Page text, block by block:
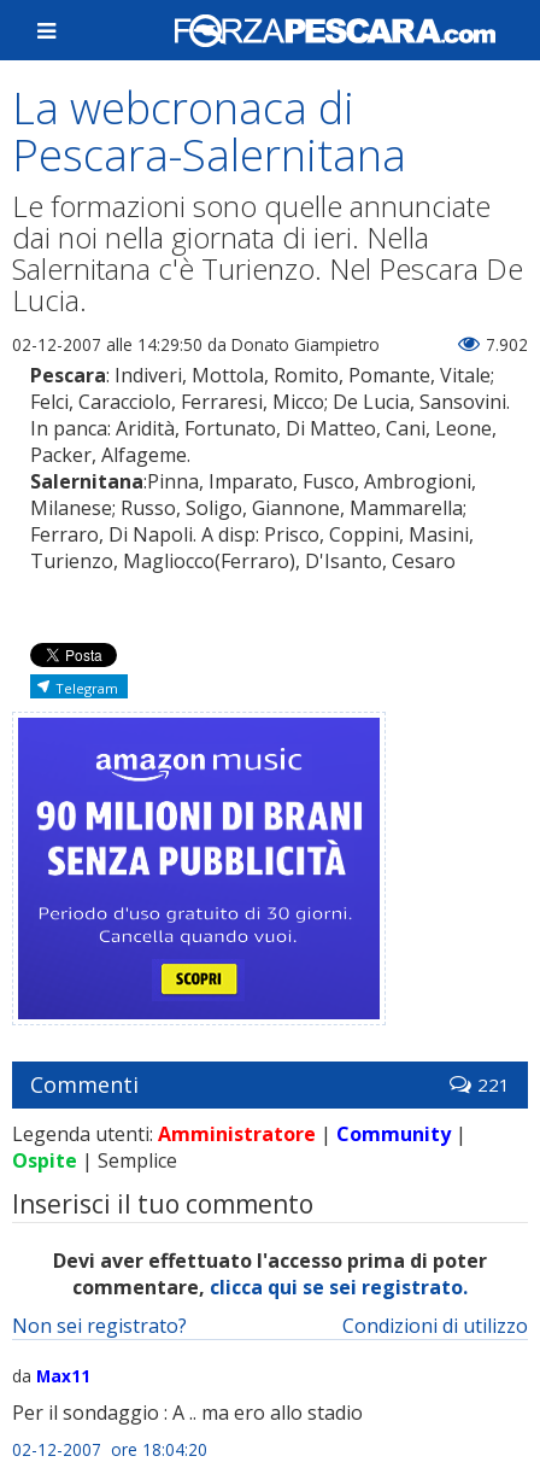
La webcronaca di
Pescara-Salernitana
Le formazioni sono quelle annunciate
dai noi nella giornata di ieri. Nella
Salernitana c'è Turienzo. Nel Pescara De
Lucia.
02-12-2007 alle 14:29:50 da Donato Giampietro 7.902
Pescara: Indiveri, Mottola, Romito, Pomante, Vitale;
Felci, Caracciolo, Ferraresi, Micco; De Lucia, Sansovini.
In panca: Aridità, Fortunato, Di Matteo, Cani, Leone,
Packer, Alfageme.
Salernitana:Pinna, Imparato, Fusco, Ambrogioni,
Milanese; Russo, Soligo, Giannone, Mammarella;
Ferraro, Di Napoli. A disp: Prisco, Coppini, Masini,
Turienzo, Magliocco(Ferraro), D'Isanto, Cesaro
Telegram
Commenti 221
Legenda utenti: Amministratore | Community|
Ospite | Semplice
Inserisci il tuo commento
Devi aver effettuato l'accesso prima di poter
commentare, clicca qui se sei registrato.
Condizioni di utilizzo
Non sei registrato?
da Max11
Per il sondaggio : A .. ma ero allo stadio
02-12-2007 ore 18:04:20